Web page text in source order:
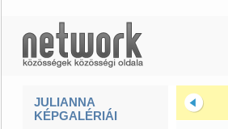
JULIANNA
KÉPGALÉRIÁI